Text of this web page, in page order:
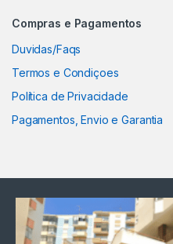
Compras e Pagamentos
Duvidas/Faqs
Termos e Condiçoes
Política de Privacidade
Pagamentos, Envio e Garantia